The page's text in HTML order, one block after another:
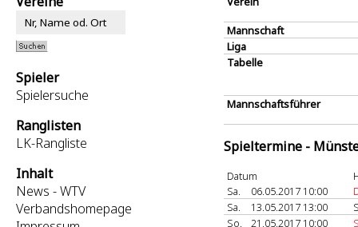
Spieler
Spielersuche
Ranglisten
LK-Rangliste
Inhalt
News - WTV
Verbandshomepage
Mannschaft
Liga
Tabelle
Mannschaftsführer
Spieltermine -
Datum
Sa.
06.05.2017 10:00
Sa.
13.05.2017 13:00
So.
21.05.2017 10:00